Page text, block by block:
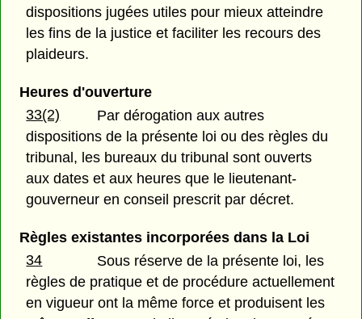
dispositions jugées utiles pour mieux atteindre
les fins de la justice et faciliter les recours des
plaideurs.
Heures d'ouverture
33(2)
Par dérogation aux autres
dispositions de la présente loi ou des règles du
tribunal, les bureaux du tribunal sont ouverts
aux dates et aux heures que le lieutenant-
gouverneur en conseil prescrit par décret.
Règles existantes incorporées dans la Loi
34
Sous réserve de la présente loi, les
règles de pratique et de procédure actuellement
en vigueur ont la même force et produisent les